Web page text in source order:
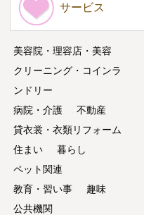
サービス
美容院・理容店・美容
クリーニング・コインラ
ンドリー
病院・介護
不動産
貸衣裳・衣類リフォーム
住まい
暮らし
ペット関連
教育・習い事
趣味
公共機関